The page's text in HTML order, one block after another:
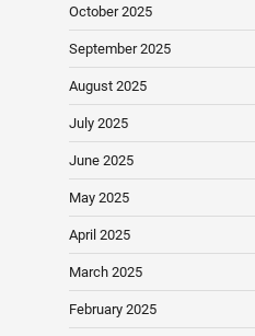
October 2025
September 2025
August 2025
July 2025
June 2025
May 2025
April 2025
March 2025
February 2025